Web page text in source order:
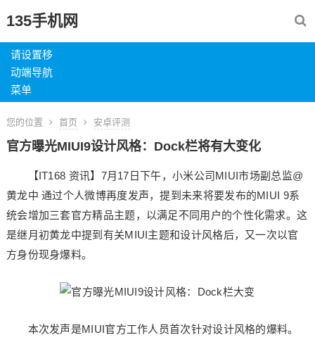
135手机网
请设置移
动端导航
菜单
您的位置 首页 安卓评测
官方曝光MIUI9设计风格：Dock栏将有大变化
【IT168 资讯】7月17日下午，小米公司MIUI市场副总监@
黄龙中 通过个人微博再度发声，提到未来将要发布的MIUI 9系
统会增加三套官方精品主题，以满足不同用户的个性化需求。这
是继月初黄龙中提到有关MIUI主题和设计风格后，又一次以官
方身份现身爆料。
本次发声是MIUI官方工作人员首次针对设计风格的爆料。